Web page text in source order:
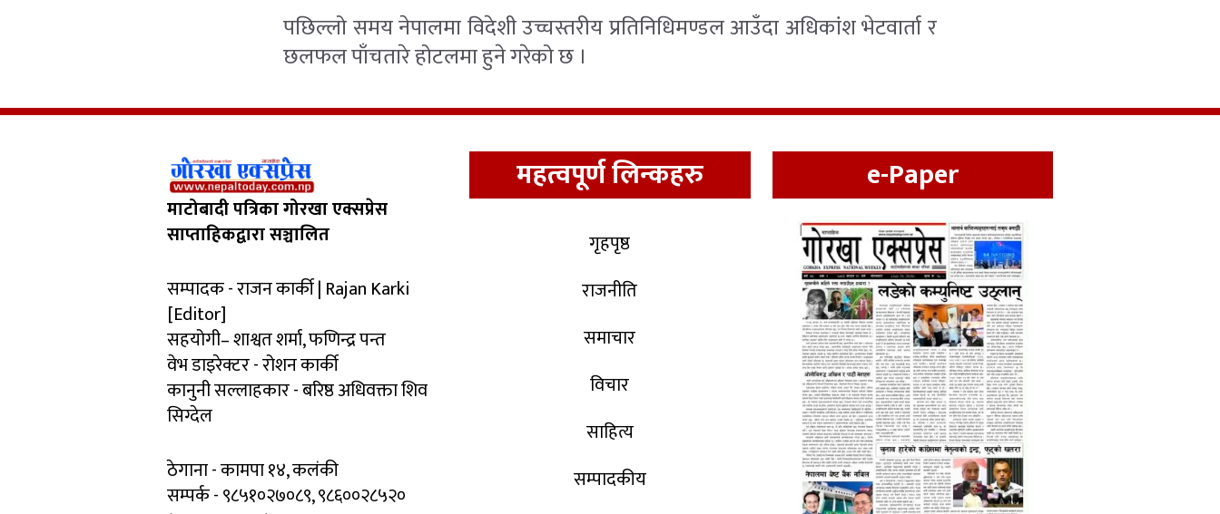
पछिल्लो समय नेपालमा विदेशी उच्चस्तरीय प्रतिनिधिमण्डल आउँदा अधिकांश भेटवार्ता र
छलफल पाँचतारे होटलमा हुने गरेको छ ।
माटोबादी पत्रिका गोरखा एक्सप्रेस
साप्ताहिकद्वारा सञ्चालित
सम्पादक - राजन कार्की | Rajan Karki
[Editor]
सहयोगी– शाश्वत शर्मा, फणिन्द्र पन्त
वेभ डाइरेक्टर - रोशन कार्की
कानुनी सल्लाहकार - बरिष्ठ अधिवक्ता शिव
सिग्देल
ठेगाना - कामपा १४, कलंकी
सम्पर्क - ९८५१०२७०८९, ९८६००२८५२०
महत्वपूर्ण लिन्कहरु
गृहपृष्ठ
राजनीति
समाचार
विचार
साहित्य
सम्पादकीय
e-Paper